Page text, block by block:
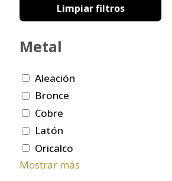
Limpiar filtros
Metal
Aleación
Bronce
Cobre
Latón
Oricalco
Mostrar más